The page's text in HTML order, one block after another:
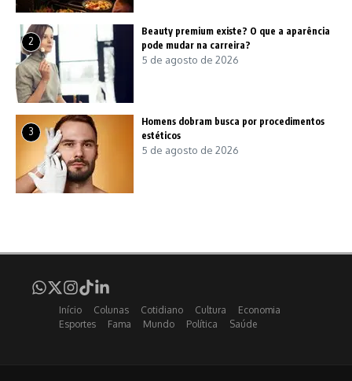
2
Beauty premium existe? O que a aparência
pode mudar na carreira?
5 de agosto de 2026
3
Homens dobram busca por procedimentos
estéticos
5 de agosto de 2026
Início Colunas Cotidiano Cultura
Economia
Esportes
Fama Mundo Política Saúde